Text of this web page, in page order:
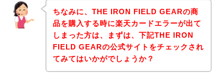
ちなみに、THE IRON FIELD GEARの商
品を購入する時に楽天カードエラーが出て
しまった方は、まずは、下記THE IRON
FIELD GEARの公式サイトをチェックされ
てみてはいかがでしょうか？